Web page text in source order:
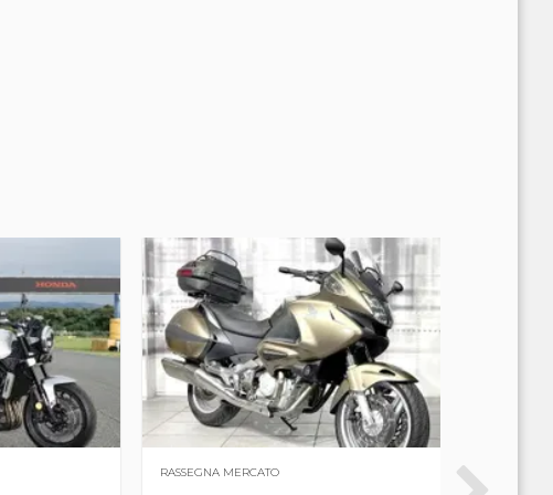
RASSEGNA MERCATO